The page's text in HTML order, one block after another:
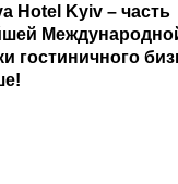
Hotel Kyiv – часть
гостиничного